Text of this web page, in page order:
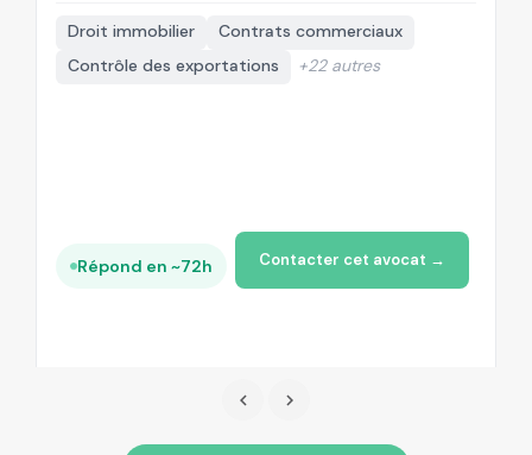
Droit immobilier
Contrats commerciaux
Contrôle des exportations
+22 autres
Répond en ~72h Contacter cet avocat →